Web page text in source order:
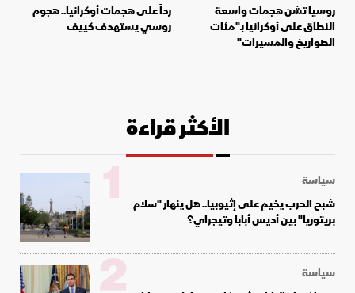
روسيا تشن هجمات واسعة
النطاق على أوكرانيا بـ"مئات
الصواريخ والمسيرات"
رداً على هجمات أوكرانيا.. هجوم
روسي يستهدف كييف
الأكثر قراءة
سياسة
شبح الحرب يخيم على إثيوبيا.. هل ينهار "سلام
بريتوريا" بين أديس أبابا وتيجراي؟
1
سياسة
2